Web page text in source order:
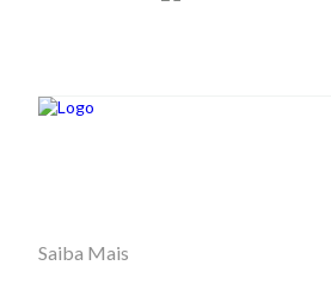
Saiba Mais